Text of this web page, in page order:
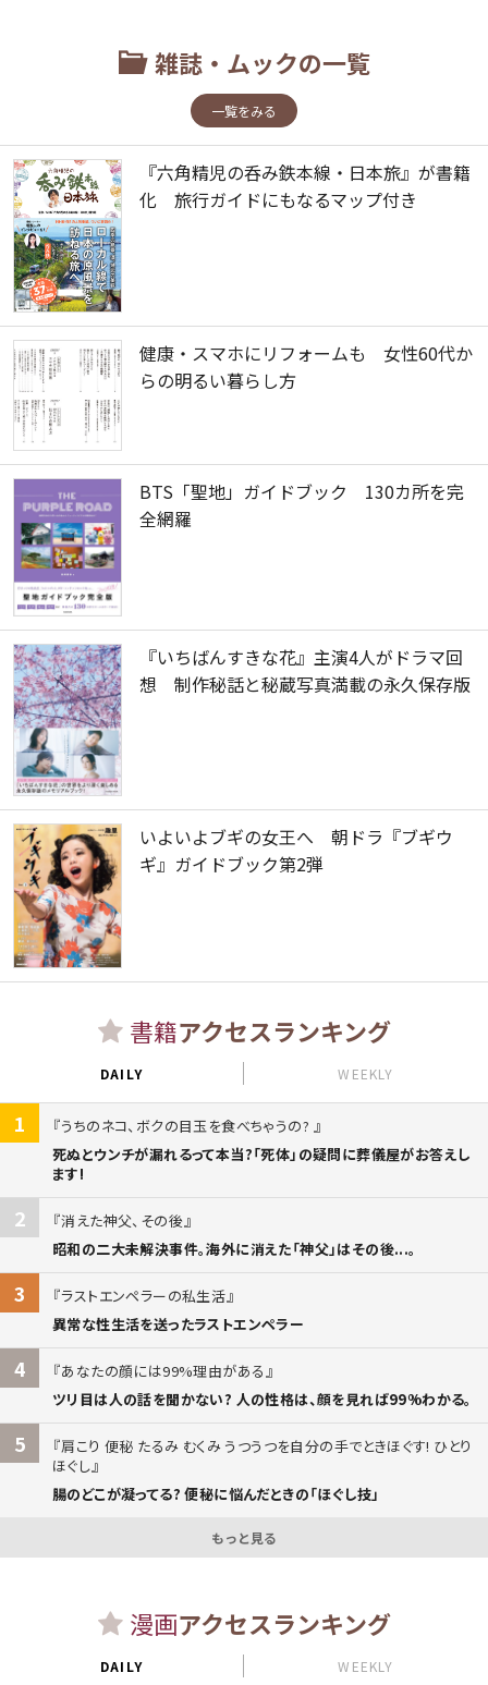
雑誌・ムックの一覧
一覧をみる
『六角精児の呑み鉄本線・日本旅』が書籍
化 旅行ガイドにもなるマップ付き
健康・スマホにリフォームも 女性60代か
らの明るい暮らし方
BTS「聖地」ガイドブック 130カ所を完
全網羅
『いちばんすきな花』主演4人がドラマ回
想 制作秘話と秘蔵写真満載の永久保存版
いよいよブギの女王へ 朝ドラ『ブギウ
ギ』ガイドブック第2弾
書籍アクセスランキング
DAILY WEEKLY
1
うちのネコ、ボクの目玉を食べちゃうの?
死ぬとウンチが漏れるって本当?「死体」の疑問に葬儀屋がお答えし
ます!
2
消えた神父、その後
昭和の二大未解決事件。海外に消えた「神父」はその後...。
3
ラストエンペラーの私生活
異常な性生活を送ったラストエンペラー
4
あなたの顔には99%理由がある
ツリ目は人の話を聞かない? 人の性格は、顔を見れば99%わかる。
5
肩こり 便秘 たるみ むくみ うつうつを自分の手でときほぐす! ひとり
ほぐし
腸のどこが凝ってる? 便秘に悩んだときの「ほぐし技」
もっと見る
漫画アクセスランキング
DAILY WEEKLY